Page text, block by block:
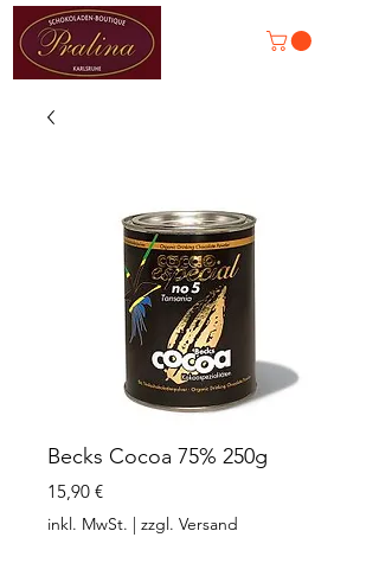
Becks Cocoa 75% 250g
15,90 €Preis
inkl. MwSt. | zzgl. Versand